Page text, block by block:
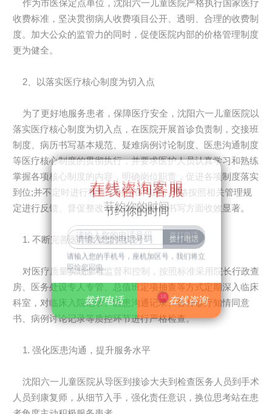
作为市医保定点单位，沈阳六一儿童医院严格执行国家医疗
收费标准，坚决贯彻病人收费项目公开、透明、合理的收费制
度。加大公众的监管力的同时，促使医院内部的价格管理制度
更为健全。
2、以落实医疗核心制度为切入点
为了更好地服务患者，保障医疗安全，沈阳六一儿童医院以
落实医疗核心制度为切入点，在医院开展首诊负责制，交接班
制度、病历书写基本规范、疑难病例讨论制度、医患沟通制度
等医疗核心制度的贯彻执行，并要求医护人员认真学习和熟练
掌握各项核心制度的内容，明确岗位职责，促进各项制度落实
到位;并不定时进行检查，对存在问题，严格按照相关管理规
定进行反馈、督促整改，其中规范病例书写方面收效显著。
1. 不断完善医疗质量监督机制
对医疗质量实现全程监督和控制，按照标准采用院长行政查
房、医务处设专人专管、总值班定项抽查等方式定期深入临床
科室，对临床入院记录、医患沟通记录、各种诊疗知情同意
书、病例讨论记录等质控环节进行严格检查。
1. 强化医患沟通，提升服务水平
沈阳六一儿童医院从导医到接诊大夫到检查医务人员到手术
人员到康复师，从细节入手，强化责任意识，换位思考站在患
在线咨询客服
节约你的时间
请输入您的手机号，座机加区号，我们将立
即给您回电。
拨打电话 16 在线咨询
在线咨询客服
节约你的时间
请输入您的手机号，座机加区号，我们将立
即给您回电。
拨打电话 在线咨询